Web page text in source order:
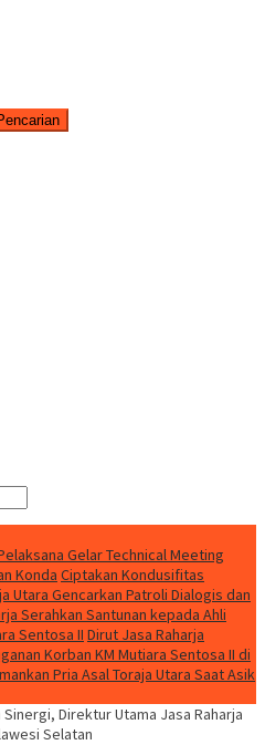
Gelar Technical Meeting
Konda Ciptakan Kondusifitas
Utara Gencarkan Patroli Dialogis dan
Serahkan Santunan kepada Ahli
Sentosa II Dirut Jasa Raharja
Korban KM Mutiara Sentosa II di
Pria Asal Toraja Utara Saat Asik
Direktur Utama Jasa Raharja
Selatan